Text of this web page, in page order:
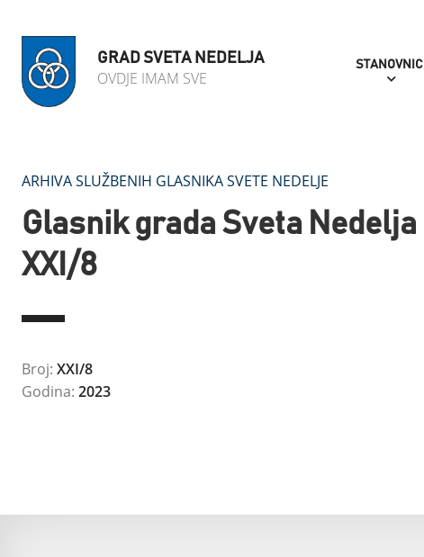
GRAD SVETA NEDELJA
OVDJE IMAM SVE
STANOVNICI
ARHIVA SLUŽBENIH GLASNIKA SVETE NEDELJE
Glasnik grada Sveta Nedelja
XXI/8
Broj: XXI/8
Godina: 2023